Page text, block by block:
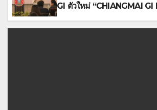
GI ตัวใหม่ “CHIANGMAI GI NEXT 2026”
ติดอาวุธผู้ประกอบการ 100 ร
ลักษณ์สู่ตลาดพรีเมียม